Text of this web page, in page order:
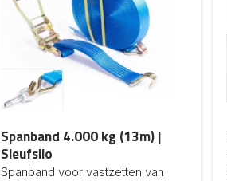
Spanband 4.000 kg (13m) |
Sleufsilo
Spanband voor vastzetten van